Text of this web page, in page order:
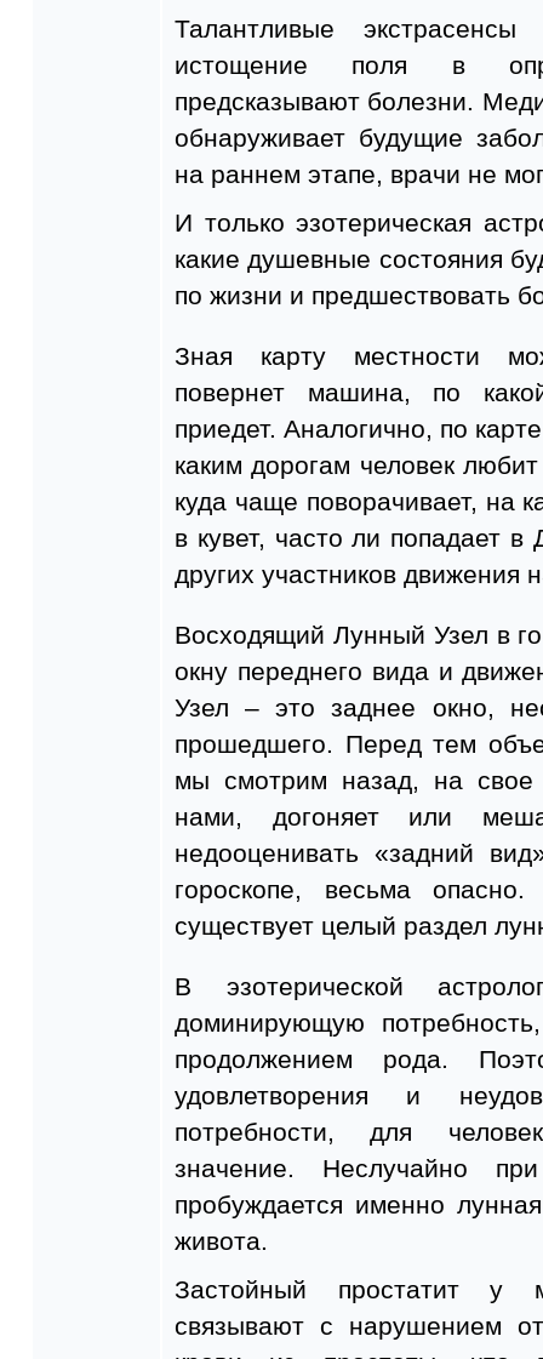
Талантливые
истощение поля в
предсказывают болезни.
обнаруживает будущие
на раннем этапе, врачи не
И только эзотерическая
какие душевные состояния
по жизни и предшествовать
Зная карту местности
повернет машина, по
приедет. Аналогично, по
каким дорогам человек
куда чаще поворачивает, на
в кувет, часто ли попадает
других участников движения
Восходящий Лунный Узел в
окну переднего вида и
Узел – это заднее окно,
прошедшего. Перед тем
мы смотрим назад, на
нами, догоняет или
недооценивать «задний
гороскопе, весьма
существует целый раздел
В эзотерической
доминирующую
продолжением рода.
удовлетворения и
потребности, для
значение. Неслучайно
пробуждается именно
живота.
Застойный простатит у
связывают с нарушением